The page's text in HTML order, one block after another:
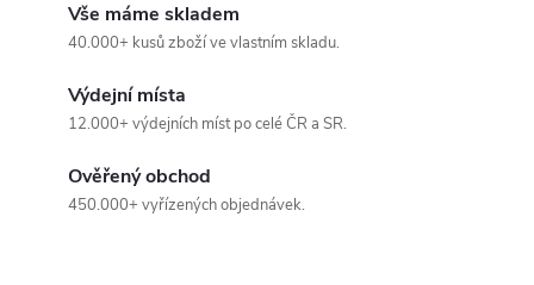
Vše máme skladem
40.000+ kusů zboží ve vlastním skladu.
Výdejní místa
12.000+ výdejních míst po celé ČR a SR.
Ověřený obchod
450.000+ vyřízených objednávek.